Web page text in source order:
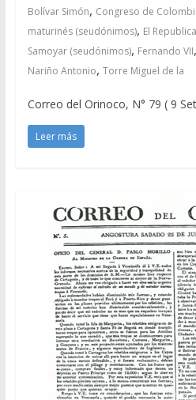
Bolívar Simón, Congreso de
maturinés (seudónimos), El
Samoyar (seudónimos), Fernando VII,
Nariño Antonio, Torre Miguel de la
Correo del Orinoco, N° 79 ( 9
Leer más